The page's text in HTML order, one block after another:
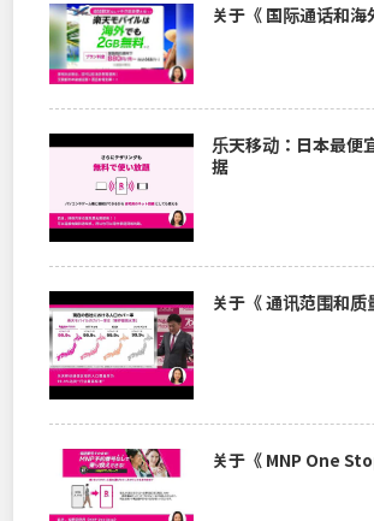
关于《 国际通话和海
乐天移动：日本最便
据
关于《 通讯范围和质
关于《 MNP One